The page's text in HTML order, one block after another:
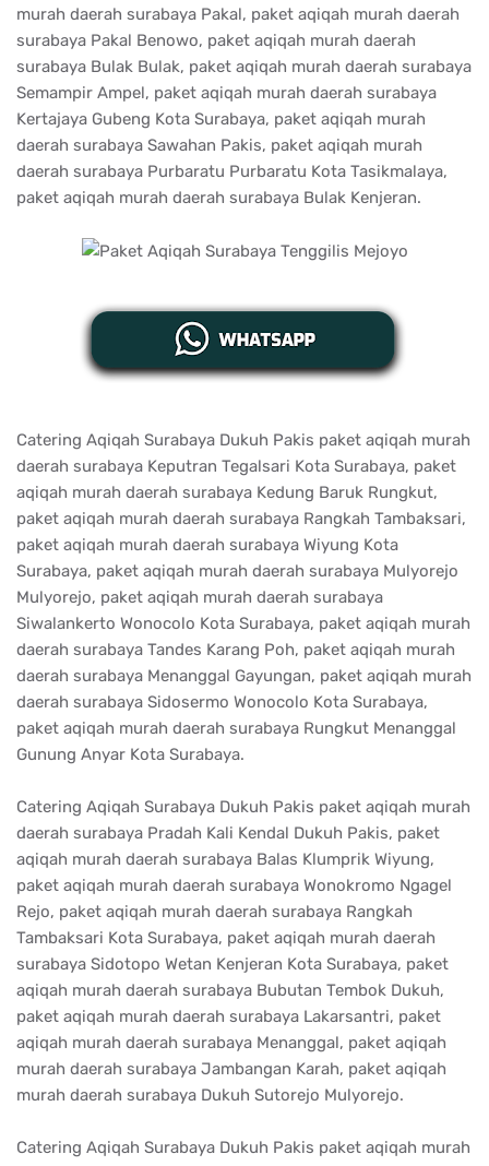
murah daerah surabaya Pakal, paket aqiqah murah daerah
surabaya Pakal Benowo, paket aqiqah murah daerah
surabaya Bulak Bulak, paket aqiqah murah daerah surabaya
Semampir Ampel, paket aqiqah murah daerah surabaya
Kertajaya Gubeng Kota Surabaya, paket aqiqah murah
daerah surabaya Sawahan Pakis, paket aqiqah murah
daerah surabaya Purbaratu Purbaratu Kota Tasikmalaya,
paket aqiqah murah daerah surabaya Bulak Kenjeran.
Catering Aqiqah Surabaya Dukuh Pakis paket aqiqah murah
daerah surabaya Keputran Tegalsari Kota Surabaya, paket
aqiqah murah daerah surabaya Kedung Baruk Rungkut,
paket aqiqah murah daerah surabaya Rangkah Tambaksari,
paket aqiqah murah daerah surabaya Wiyung Kota
Surabaya, paket aqiqah murah daerah surabaya Mulyorejo
Mulyorejo, paket aqiqah murah daerah surabaya
Siwalankerto Wonocolo Kota Surabaya, paket aqiqah murah
daerah surabaya Tandes Karang Poh, paket aqiqah murah
daerah surabaya Menanggal Gayungan, paket aqiqah murah
daerah surabaya Sidosermo Wonocolo Kota Surabaya,
paket aqiqah murah daerah surabaya Rungkut Menanggal
Gunung Anyar Kota Surabaya.
Catering Aqiqah Surabaya Dukuh Pakis paket aqiqah murah
daerah surabaya Pradah Kali Kendal Dukuh Pakis, paket
aqiqah murah daerah surabaya Balas Klumprik Wiyung,
paket aqiqah murah daerah surabaya Wonokromo Ngagel
Rejo, paket aqiqah murah daerah surabaya Rangkah
Tambaksari Kota Surabaya, paket aqiqah murah daerah
surabaya Sidotopo Wetan Kenjeran Kota Surabaya, paket
aqiqah murah daerah surabaya Bubutan Tembok Dukuh,
paket aqiqah murah daerah surabaya Lakarsantri, paket
aqiqah murah daerah surabaya Menanggal, paket aqiqah
murah daerah surabaya Jambangan Karah, paket aqiqah
murah daerah surabaya Dukuh Sutorejo Mulyorejo.
Catering Aqiqah Surabaya Dukuh Pakis paket aqiqah murah